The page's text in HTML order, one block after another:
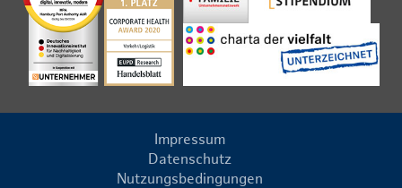
Impressum
Datenschutz
Nutzungsbedingungen